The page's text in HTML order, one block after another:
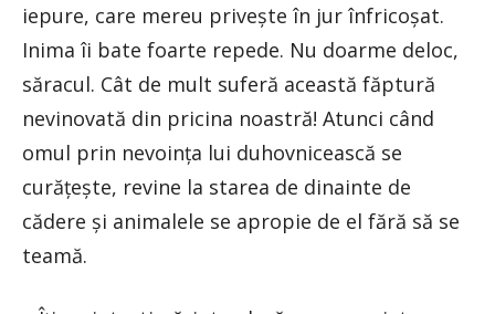
iepure, care mereu privește în jur înfricoșat.
Inima îi bate foarte repede. Nu doarme deloc,
săracul. Cât de mult suferă această făptură
nevinovată din pricina noastră! Atunci când
omul prin nevoința lui duhovnicească se
curățește, revine la starea de dinainte de
cădere și animalele se apropie de el fără să se
teamă.